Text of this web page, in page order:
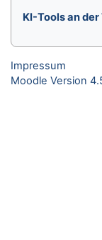
KI-Tools an der
Impressum
Moodle Version